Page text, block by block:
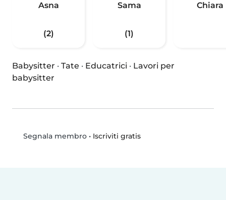
Asna
(2)
Sama
(1)
Chiara
Babysitter · Tate · Educatrici · Lavori per
babysitter
Segnala membro• Iscriviti gratis